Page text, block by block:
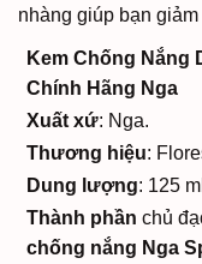
nhàng giúp bạn
Kem Chống Nắng
Chính Hãng Nga
Xuất xứ: Nga.
Thương hiệu:
Dung lượng: 125
Thành phần chủ
chống nắng Nga